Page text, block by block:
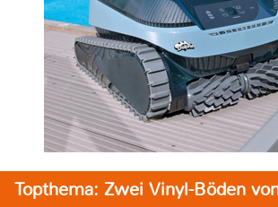
Topthema: Zwei Vinyl-Böden